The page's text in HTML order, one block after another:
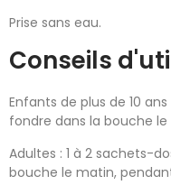
Prise sans eau.
Conseils
Enfants de plus de 10
fondre dans la bouche
Adultes : 1 à 2 sachets-
bouche le matin,